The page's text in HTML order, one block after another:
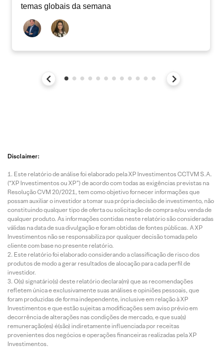
temas globais da semana
Disclaimer:
Este relatório de análise foi elaborado pela XP Investimentos CCTVM S.A.
(“XP Investimentos ou XP”) de acordo com todas as exigências previstas na
Resolução CVM 20/2021, tem como objetivo fornecer informações que
possam auxiliar o investidor a tomar sua própria decisão de investimento, não
constituindo qualquer tipo de oferta ou solicitação de compra e/ou venda de
qualquer produto. As informações contidas neste relatório são consideradas
válidas na data de sua divulgação e foram obtidas de fontes públicas. A XP
Investimentos não se responsabiliza por qualquer decisão tomada pelo
cliente com base no presente relatório.
Este relatório foi elaborado considerando a classificação de risco dos
produtos de modo a gerar resultados de alocação para cada perfil de
investidor.
O(s) signatário(s) deste relatório declara(m) que as recomendações
refletem única e exclusivamente suas análises e opiniões pessoais, que
foram produzidas de forma independente, inclusive em relação à XP
Investimentos e que estão sujeitas a modificações sem aviso prévio em
decorrência de alterações nas condições de mercado, e que sua(s)
remuneração(es) é(são) indiretamente influenciada por receitas
provenientes dos negócios e operações financeiras realizadas pela XP
Investimentos.